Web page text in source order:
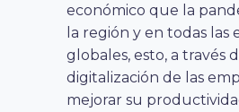
económico que la
la región y en todas las
globales, esto, a través
digitalización de las
mejorar su